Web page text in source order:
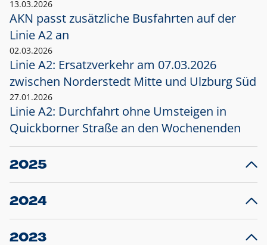
13.03.2026
AKN passt zusätzliche Busfahrten auf der
Linie A2 an
02.03.2026
Linie A2: Ersatzverkehr am 07.03.2026
zwischen Norderstedt Mitte und Ulzburg Süd
27.01.2026
Linie A2: Durchfahrt ohne Umsteigen in
Quickborner Straße an den Wochenenden
2025
23.12.2025
Projekt S5: Start der Bauarbeiten am
2024
10.12.2024
Großprojekt S5: Sperrung der Bahnstraße in
2023